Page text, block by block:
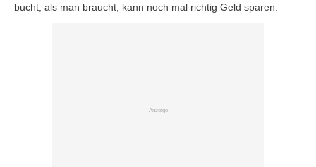
bucht, als man braucht, kann noch mal richtig Geld sparen.